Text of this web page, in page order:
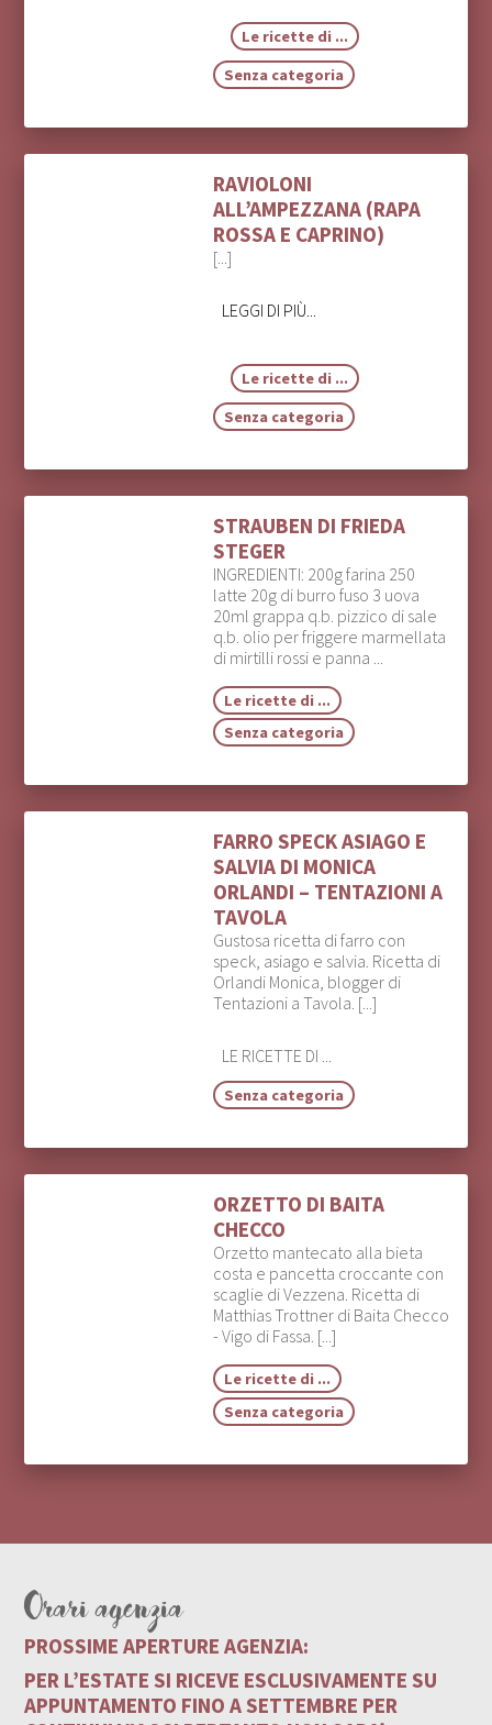
Le ricette di ...
Senza categoria
RAVIOLONI
ALL’AMPEZZANA (RAPA
ROSSA E CAPRINO)
[...]
LEGGI DI PIÙ...
Le ricette di ...
Senza categoria
STRAUBEN DI FRIEDA
STEGER
INGREDIENTI: 200g farina 250
latte 20g di burro fuso 3 uova
20ml grappa q.b. pizzico di sale
q.b. olio per friggere marmellata
di mirtilli rossi e panna ...
Le ricette di ...
Senza categoria
FARRO SPECK ASIAGO E
SALVIA DI MONICA
ORLANDI – TENTAZIONI A
TAVOLA
Gustosa ricetta di farro con
speck, asiago e salvia. Ricetta di
Orlandi Monica, blogger di
Tentazioni a Tavola. [...]
LE RICETTE DI ...
Senza categoria
ORZETTO DI BAITA
CHECCO
Orzetto mantecato alla bieta
costa e pancetta croccante con
scaglie di Vezzena. Ricetta di
Matthias Trottner di Baita Checco
- Vigo di Fassa. [...]
Le ricette di ...
Senza categoria
Orari agenzia
PROSSIME APERTURE AGENZIA:
PER L’ESTATE SI RICEVE ESCLUSIVAMENTE SU
APPUNTAMENTO FINO A SETTEMBRE PER